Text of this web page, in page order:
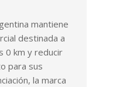
mantiene
destinada a
0 km y reducir
para sus
la marca